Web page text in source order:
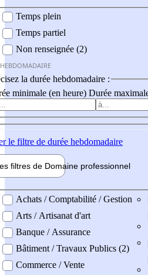
Temps plein
Temps partiel
Non renseignée (2)
la durée hebdomadaire :
minimale (en heure) Durée
le filtre de durée hebdomadaire
filtres de Domaine professionnel
professionel
Achats / Comptabilité / Gestion
Arts / Artisanat d'art
Banque / Assurance
Bâtiment / Travaux Publics (2)
Commerce / Vente